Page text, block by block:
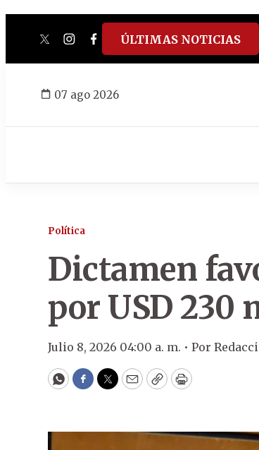
twitterinstagram
facebook
tiktokyoutube
spotify
ÚLTIMAS NOTICIAS
07 ago 2026
Política
Dictamen
por USD 230
Julio 8, 2026 04:00 a. m. • Por
WhatsApp
Facebook
Twitter
EmailCopyPrint